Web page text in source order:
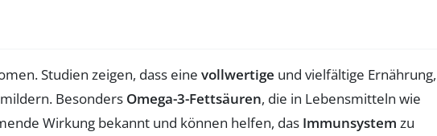
Studien zeigen, dass eine vollwertige und vielfältige Ernährung,
Besonders Omega-3-Fettsäuren, die in Lebensmitteln wie
Wirkung bekannt und können helfen, das Immunsystem zu